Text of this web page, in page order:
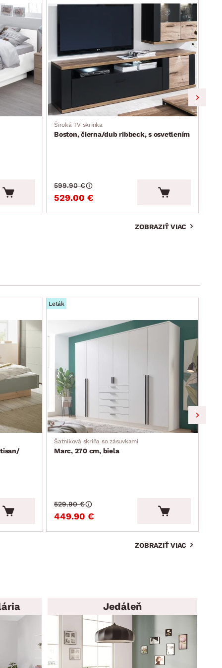
Široká TV skrinka
Boston, čierna/dub ribbeck, s osvetlením
529.00 €
599.90 €
ZOBRAZIŤ VIAC
Leták
Šatníková skriňa so zásuvkami
Marc, 270 cm, biela
449.90 €
529.90 €
ZOBRAZIŤ VIAC
Jedáleň